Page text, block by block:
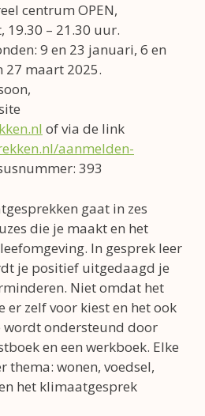
centrum OPEN,
19.30 – 21.30 uur.
9 en 23 januari, 6 en
27 maart 2025.
of via de link
aanmelden-
393
gaat in zes
die je maakt en het
In gesprek leer
je positief uitgedaagd je
Niet omdat het
er zelf voor kiest en het ook
wordt ondersteund door
en een werkboek. Elke
thema: wonen, voedsel,
het klimaatgesprek